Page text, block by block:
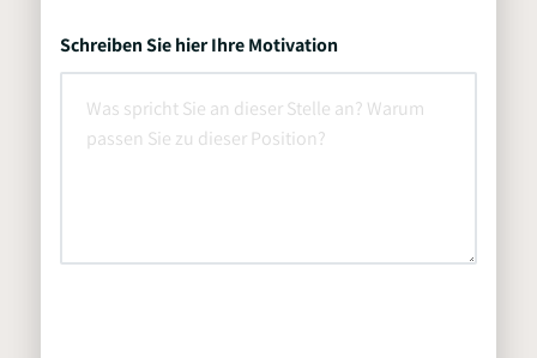
Schreiben Sie hier Ihre Motivation